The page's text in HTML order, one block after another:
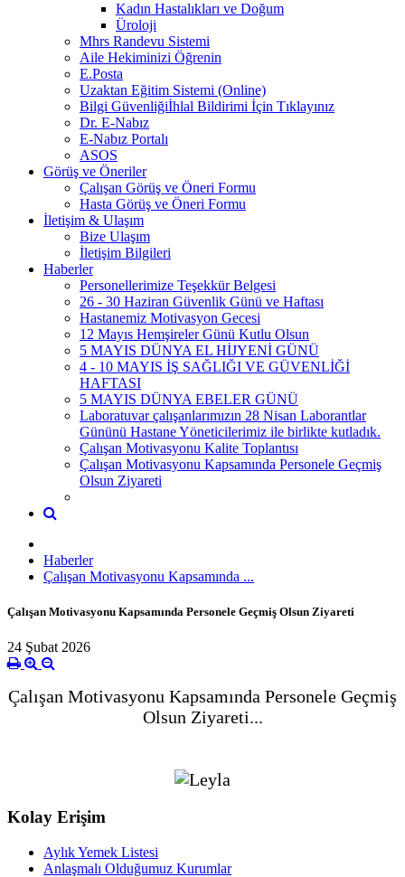
Kadın Hastalıkları ve Doğum
Üroloji
Mhrs Randevu Sistemi
Aile Hekiminizi Öğrenin
E.Posta
Uzaktan Eğitim Sistemi (Online)
Bilgi Güvenliğiİhlal Bildirimi İçin Tıklayınız
Dr. E-Nabız
E-Nabız Portalı
ASOS
Görüş ve Öneriler
Çalışan Görüş ve Öneri Formu
Hasta Görüş ve Öneri Formu
İletişim & Ulaşım
Bize Ulaşım
İletişim Bilgileri
Haberler
Personellerimize Teşekkür Belgesi
26 - 30 Haziran Güvenlik Günü ve Haftası
Hastanemiz Motivasyon Gecesi
12 Mayıs Hemşireler Günü Kutlu Olsun
5 MAYIS DÜNYA EL HİJYENİ GÜNÜ
4 - 10 MAYIS İŞ SAĞLIĞI VE GÜVENLİĞİ
HAFTASI
5 MAYIS DÜNYA EBELER GÜNÜ
Laboratuvar çalışanlarımızın 28 Nisan Laborantlar
Gününü Hastane Yöneticilerimiz ile birlikte kutladık.
Çalışan Motivasyonu Kalite Toplantısı
Çalışan Motivasyonu Kapsamında Personele Geçmiş
Olsun Ziyareti
Haberler
Çalışan Motivasyonu Kapsamında ...
Çalışan Motivasyonu Kapsamında Personele Geçmiş Olsun Ziyareti
24 Şubat 2026
Çalışan Motivasyonu Kapsamında Personele Geçmiş
Olsun Ziyareti...
Kolay Erişim
Aylık Yemek Listesi
Anlaşmalı Olduğumuz Kurumlar